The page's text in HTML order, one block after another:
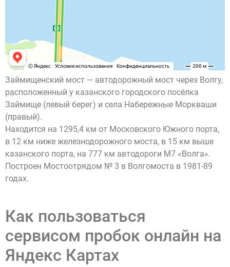
Займищенский мост — автодорожный мост через Волгу,
расположенный у казанского городского посёлка
Займище (левый берег) и села Набережные Моркваши
(правый).
Находится на 1295,4 км от Московского Южного порта,
в 12 км ниже железнодорожного моста, в 15 км выше
казанского порта, на 777 км автодороги М7 «Волга».
Построен Мостоотрядом № 3 в Волгомоста в 1981-89
годах.
Как пользоваться
сервисом пробок онлайн на
Яндекс Картах